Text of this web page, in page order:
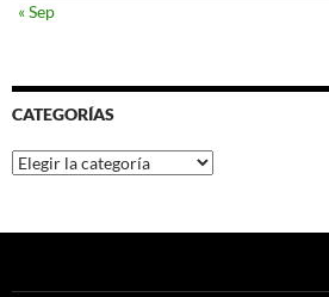
« Sep
CATEGORÍAS
Categorías